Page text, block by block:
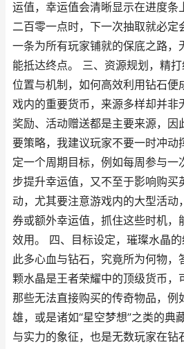
运值，幸运值会清晰显示在进度条
二百零一点时，下一次抽取就必定
一条为所有玩家铺就的保底之路，
能抵达终点。 三、资源规划，精
位置与机制，如何高效利用钻石便
戏内的重要货币，来源多样却并非
奖励、活动赠送都是主要来源，因
要策略，我建议玩家不要一时冲动
定一个周期目标，例如每周参与一
步提升幸运值，又不至于影响购买
动，尤其要注意游戏内的大型活动
券或额外幸运值，抓住这些时机，
效用。 四、目标设定，璀璨水晶
此多心血与钻石，究竟所为何物，
颗水晶是王者荣耀中的顶级货币，
那些无法直接购买的传奇物品，例
雄，或是诸如“星空梦想”之类的典
与实力的象征，也是无数玩家在钻